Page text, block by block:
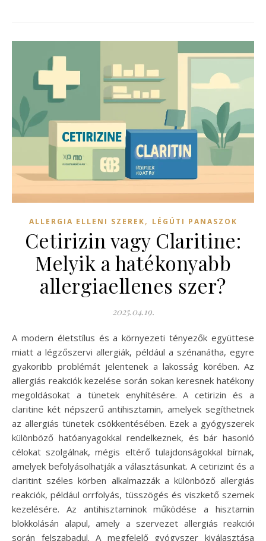
ALLERGIA ELLENI SZEREK, LÉGÚTI PANASZOK
Cetirizin vagy Claritine:
Melyik a hatékonyabb
allergiaellenes szer?
2025.04.19.
A modern életstílus és a környezeti tényezők együttese
miatt a légzőszervi allergiák, például a szénanátha, egyre
gyakoribb problémát jelentenek a lakosság körében. Az
allergiás reakciók kezelése során sokan keresnek hatékony
megoldásokat a tünetek enyhítésére. A cetirizin és a
claritine két népszerű antihisztamin, amelyek segíthetnek
az allergiás tünetek csökkentésében. Ezek a gyógyszerek
különböző hatóanyagokkal rendelkeznek, és bár hasonló
célokat szolgálnak, mégis eltérő tulajdonságokkal bírnak,
amelyek befolyásolhatják a választásunkat. A cetirizint és a
claritint széles körben alkalmazzák a különböző allergiás
reakciók, például orrfolyás, tüsszögés és viszkető szemek
kezelésére. Az antihisztaminok működése a hisztamin
blokkolásán alapul, amely a szervezet allergiás reakciói
során felszabadul. A megfelelő gyógyszer kiválasztása